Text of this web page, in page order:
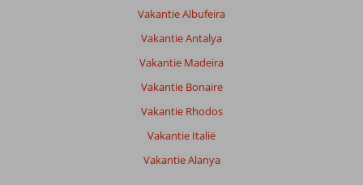
Vakantie Albufeira
Vakantie Antalya
Vakantie Madeira
Vakantie Bonaire
Vakantie Rhodos
Vakantie Italië
Vakantie Alanya